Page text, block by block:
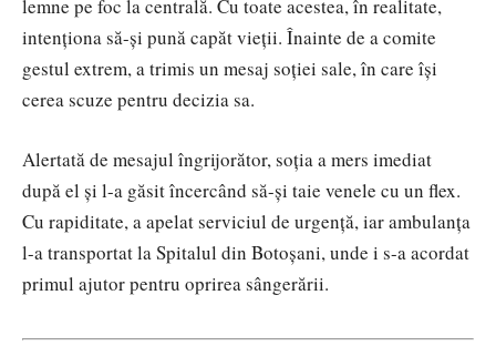
lemne pe foc la centrală. Cu toate acestea, în realitate,
intenționa să-și pună capăt vieții. Înainte de a comite
gestul extrem, a trimis un mesaj soției sale, în care își
cerea scuze pentru decizia sa.
Alertată de mesajul îngrijorător, soția a mers imediat
după el și l-a găsit încercând să-și taie venele cu un flex.
Cu rapiditate, a apelat serviciul de urgență, iar ambulanța
l-a transportat la Spitalul din Botoșani, unde i s-a acordat
primul ajutor pentru oprirea sângerării.